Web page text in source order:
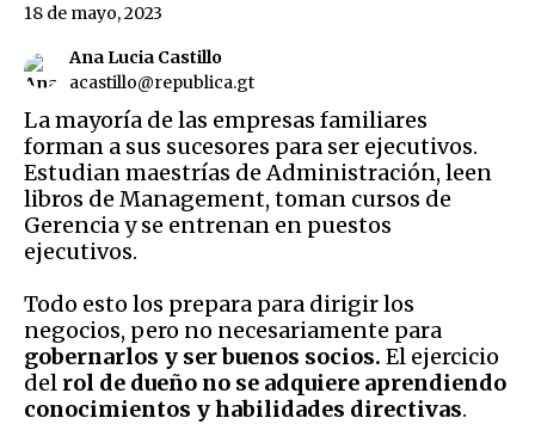
Ana Lucia Castillo
acastillo@republica.gt
18 de mayo, 2023
La mayoría de las empresas familiares
forman a sus sucesores para ser ejecutivos.
Estudian maestrías de Administración, leen
libros de Management, toman cursos de
Gerencia y se entrenan en puestos
ejecutivos.
Todo esto los prepara para dirigir los
negocios, pero no necesariamente para
gobernarlos y ser buenos socios. El ejercicio
del rol de dueño no se adquiere aprendiendo
conocimientos y habilidades directivas.